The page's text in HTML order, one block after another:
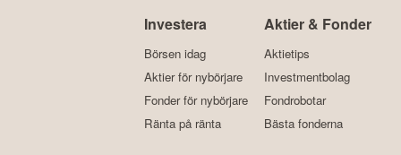
Investera
Börsen idag
Aktier för nybörjare
Fonder för nybörjare
Ränta på ränta
Aktier & Fonder
Aktietips
Investmentbolag
Fondrobotar
Bästa fonderna